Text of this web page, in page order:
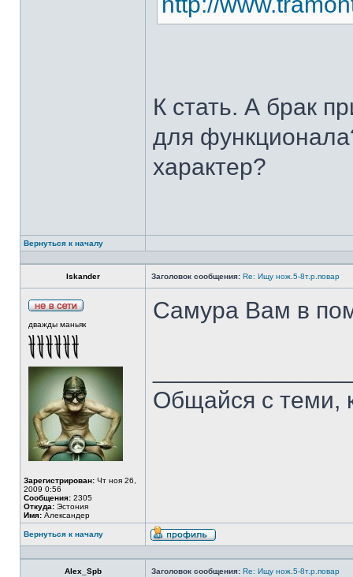
К стать. А брак
для
характер?
Вернуться к началу
Iskander Заголовок сообщения: Re: Ищу нож.5-8т.р.повар
дважды маньяк
Зарегистрирован: Чт ноя 26,
2009 0:56
Сообщения: 2305
Откуда: Эстония
Имя: Александер
Самура Вам в
Общайся с теми,
Вернуться к началу
Alex_Spb Заголовок сообщения: Re: Ищу нож.5-8т.р.повар